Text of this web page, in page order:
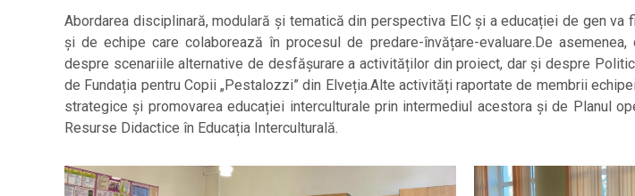
Abordarea disciplinară, modulară și tematică din perspectiva EIC și a educației de gen va
și de echipe care colaborează în procesul de predare-învățare-evaluare.De
despre scenariile alternative de desfășurare a activităților din proiect, dar și despre
de Fundația pentru Copii „Pestalozzi” din Elveția.Alte activități raportate de membrii
strategice și promovarea educației interculturale prin intermediul acestora și de Planul
Resurse Didactice în Educația Interculturală.